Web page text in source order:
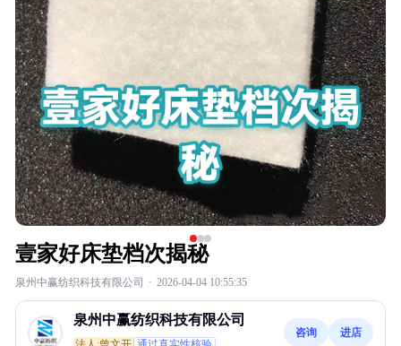
壹家好床垫档次揭秘
泉州中赢纺织科技有限公司 · 2026-04-04 10:55:35
泉州中赢纺织科技有限公司
咨询 进店